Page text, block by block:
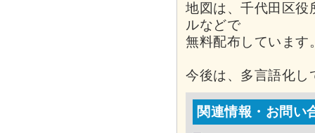
地図は、千代田区役
ルなどで
無料配布しています
今後は、多言語化し
関連情報・お問い